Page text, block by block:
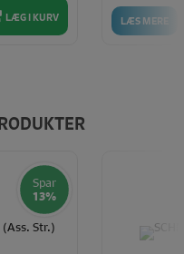
LÆG I KURV LÆS MERE
Spar
13%